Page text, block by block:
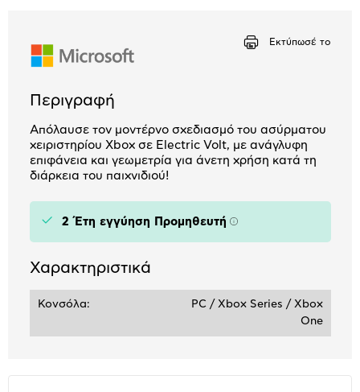
Εκτύπωσέ το
Περιγραφή
Απόλαυσε τον μοντέρνο σχεδιασμό του ασύρματου
χειριστηρίου Xbox σε Electric Volt, με ανάγλυφη
επιφάνεια και γεωμετρία για άνετη χρήση κατά τη
διάρκεια του παιχνιδιού!
2 Έτη εγγύηση Προμηθευτή Πληροφορίες
Χαρακτηριστικά
Κονσόλα:
PC / Xbox Series / Xbox
One